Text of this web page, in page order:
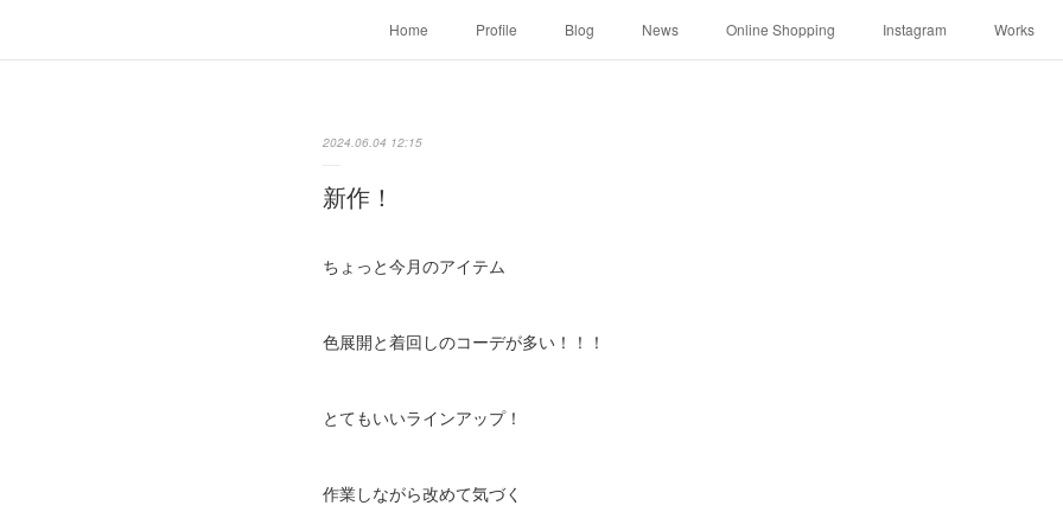
Home Profile Blog News Online Shopping Instagram Works
2024.06.04 12:15
新作！
ちょっと今月のアイテム
色展開と着回しのコーデが多い！！！
とてもいいラインアップ！
作業しながら改めて気づく